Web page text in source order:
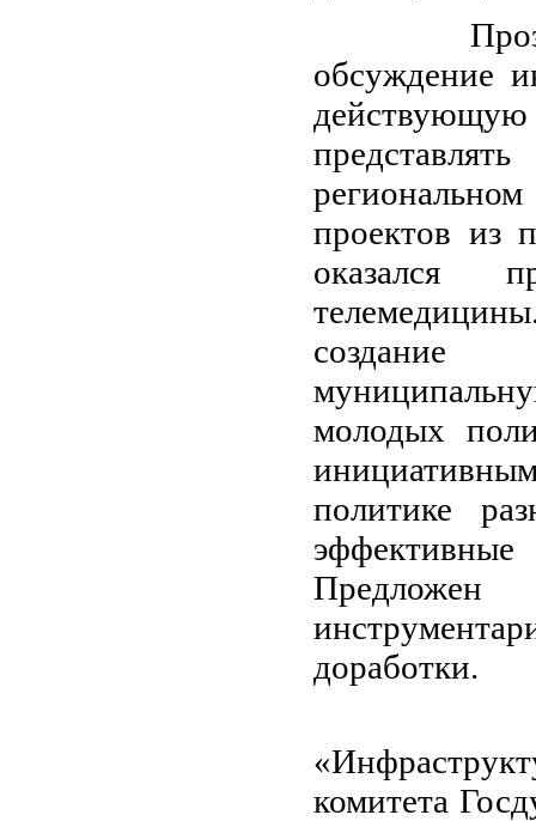
обсуждение
проектов из
оказался
создание
молодых
политике
доработки.
комитета